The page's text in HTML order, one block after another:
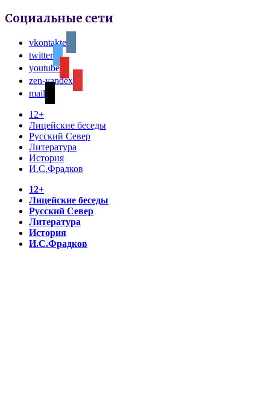
Социальные сети
vkontakte
twitter
youtube
zen-yandex
mail
12+
Лицейские беседы
Русский Север
Литература
История
И.С.Фрадков
12+
Лицейские беседы
Русский Север
Литература
История
И.С.Фрадков